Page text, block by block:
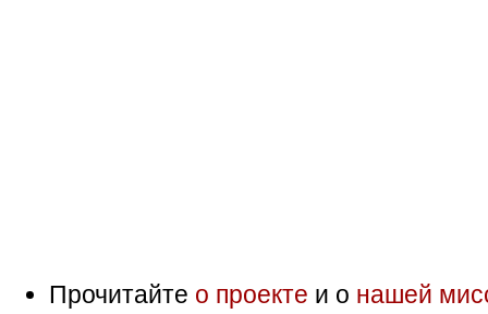
Прочитайте о проекте и о нашей